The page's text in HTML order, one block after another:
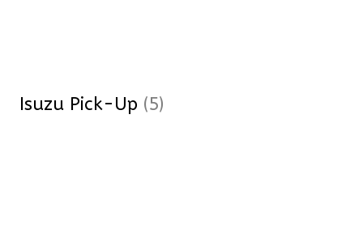
Isuzu Pick-Up (5)